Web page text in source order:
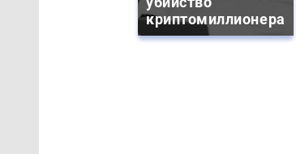
криптомиллионера